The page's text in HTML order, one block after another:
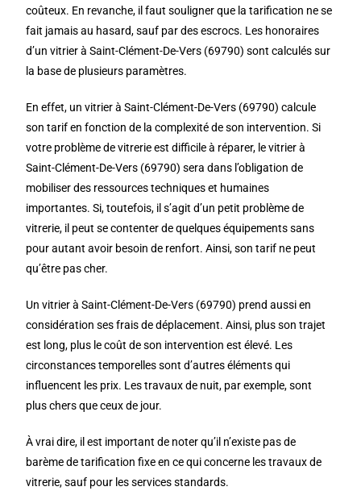
coûteux. En revanche, il faut souligner que la tarification ne se
fait jamais au hasard, sauf par des escrocs. Les honoraires
d’un vitrier à Saint-Clément-De-Vers (69790) sont calculés sur
la base de plusieurs paramètres.
En effet, un vitrier à Saint-Clément-De-Vers (69790) calcule
son tarif en fonction de la complexité de son intervention. Si
votre problème de vitrerie est difficile à réparer, le vitrier à
Saint-Clément-De-Vers (69790) sera dans l’obligation de
mobiliser des ressources techniques et humaines
importantes. Si, toutefois, il s’agit d’un petit problème de
vitrerie, il peut se contenter de quelques équipements sans
pour autant avoir besoin de renfort. Ainsi, son tarif ne peut
qu’être pas cher.
Un vitrier à Saint-Clément-De-Vers (69790) prend aussi en
considération ses frais de déplacement. Ainsi, plus son trajet
est long, plus le coût de son intervention est élevé. Les
circonstances temporelles sont d’autres éléments qui
influencent les prix. Les travaux de nuit, par exemple, sont
plus chers que ceux de jour.
À vrai dire, il est important de noter qu’il n’existe pas de
barème de tarification fixe en ce qui concerne les travaux de
vitrerie, sauf pour les services standards.